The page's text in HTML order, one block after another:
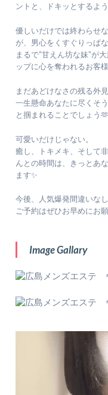
ントと、ドキッとするよ
優しいだけでは終わらせ
が、男心をくすぐりっぱ
まるで“甘えん坊な妹”が
ップに心を奪われるお客
まだあどけなさの残る外
一生懸命あなたに尽くそ
と掴まれることでしょう🫶
可愛いだけじゃない。
癒し、トキメキ、そして
んとの時間は、きっとあ
ます✨
今後、人気爆発間違いな
ご予約はぜひお早めにお
Image Gallary